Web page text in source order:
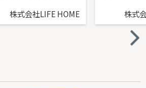
株式会社LIFE HOME
株式